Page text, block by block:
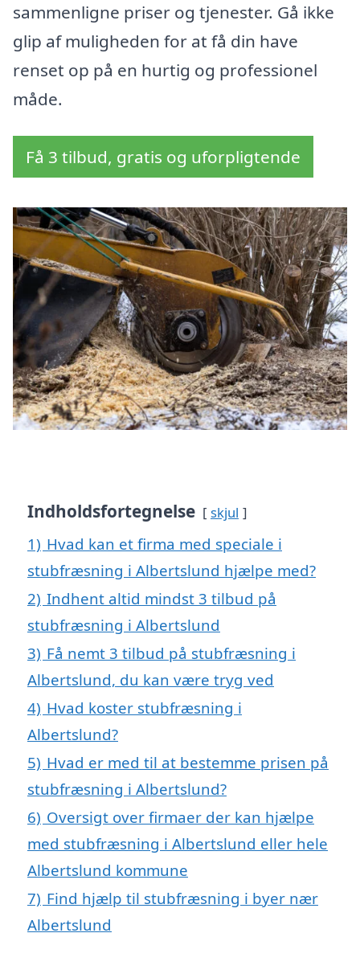
sammenligne priser og tjenester. Gå ikke
glip af muligheden for at få din have
renset op på en hurtig og professionel
måde.
Få 3 tilbud, gratis og uforpligtende
Indholdsfortegnelse skjul
1) Hvad kan et firma med speciale i
stubfræsning i Albertslund hjælpe med?
2) Indhent altid mindst 3 tilbud på
stubfræsning i Albertslund
3) Få nemt 3 tilbud på stubfræsning i
Albertslund, du kan være tryg ved
4) Hvad koster stubfræsning i
Albertslund?
5) Hvad er med til at bestemme prisen på
stubfræsning i Albertslund?
6) Oversigt over firmaer der kan hjælpe
med stubfræsning i Albertslund eller hele
Albertslund kommune
7) Find hjælp til stubfræsning i byer nær
Albertslund